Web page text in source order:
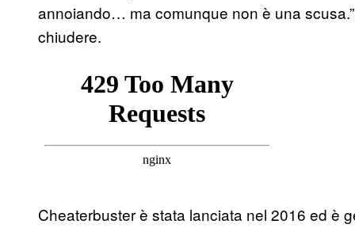
annoiando… ma comunque non è una
chiudere.
Cheaterbuster è stata lanciata nel 2016 ed è